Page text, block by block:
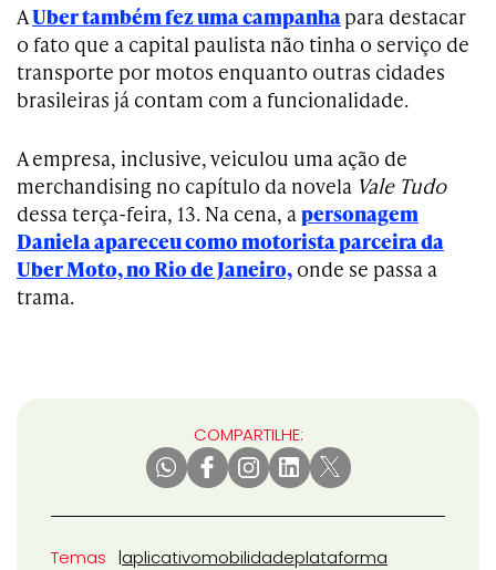
AUber também fez uma campanhapara destacar
o fato que a capital paulista não tinha o serviço de
transporte por motos enquanto outras cidades
brasileiras já contam com a funcionalidade.
A empresa, inclusive, veiculou uma ação de
merchandising no capítulo da novela Vale Tudo
dessa terça-feira, 13. Na cena, a personagem
Daniela apareceu como motorista parceira da
Uber Moto, no Rio de Janeiro, onde se passa a
trama.
COMPARTILHE:
Temas aplicativomobilidadeplataforma